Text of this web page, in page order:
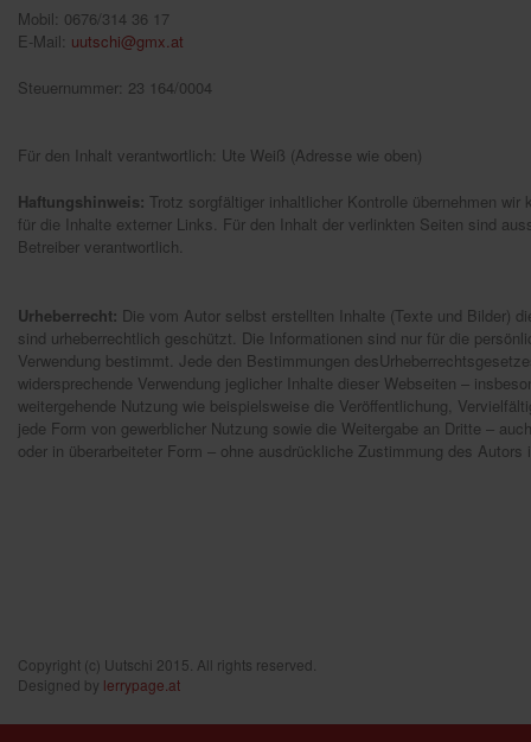
Mobil: 0676/314 36 17
E-Mail: uutschi@gmx.at
Steuernummer: 23 164/0004
Für den Inhalt verantwortlich: Ute Weiß (Adresse wie oben)
Haftungshinweis: Trotz sorgfältiger inhaltlicher Kontrolle übernehmen wir
für die Inhalte externer Links. Für den Inhalt der verlinkten Seiten sind
Betreiber verantwortlich.
Urheberrecht: Die vom Autor selbst erstellten Inhalte (Texte und Bilder)
sind urheberrechtlich geschützt. Die Informationen sind nur für die
Verwendung bestimmt. Jede den Bestimmungen
widersprechende Verwendung jeglicher Inhalte dieser Webseiten –
weitergehende Nutzung wie beispielsweise die Veröffentlichung,
jede Form von gewerblicher Nutzung sowie die Weitergabe an Dritte –
oder in überarbeiteter Form – ohne ausdrückliche Zustimmung des Autors
Copyright (c) Uutschi 2015. All rights reserved.
Designed by lerrypage.at